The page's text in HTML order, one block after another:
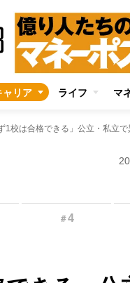
ャリア ライフ マ
＃4